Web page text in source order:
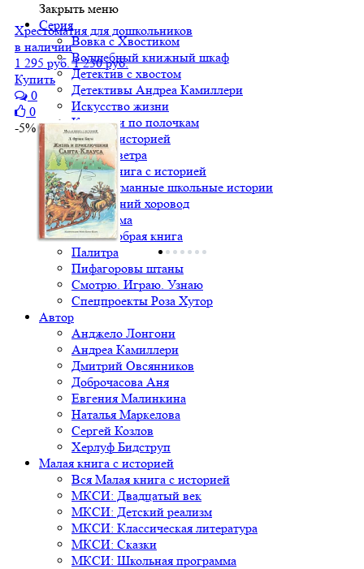
Закрыть меню
Серия
Вовка с Хвостиком
Волшебный книжный шкаф
Детектив с хвостом
Детективы Андреа Камиллери
Искусство жизни
Классики по полочкам
Книга с историей
Крылья ветра
Малая книга с историей
Непридуманные школьные истории
Новогодний хоровод
Один дома
Очень добрая книга
Палитра
Пифагоровы штаны
Смотрю. Играю. Узнаю
Спецпроекты Роза Хутор
Автор
Анджело Лонгони
Андреа Камиллери
Дмитрий Овсянников
Доброчасова Аня
Евгения Малинкина
Наталья Маркелова
Сергей Козлов
Херлуф Бидструп
Малая книга с историей
Вся Малая книга с историей
МКСИ: Двадцатый век
МКСИ: Детский реализм
МКСИ: Классическая литература
МКСИ: Сказки
МКСИ: Школьная программа
Хрестоматия для дошкольников
в наличии
1 295 руб. 1 230 руб.
Купить
0
0
-5%